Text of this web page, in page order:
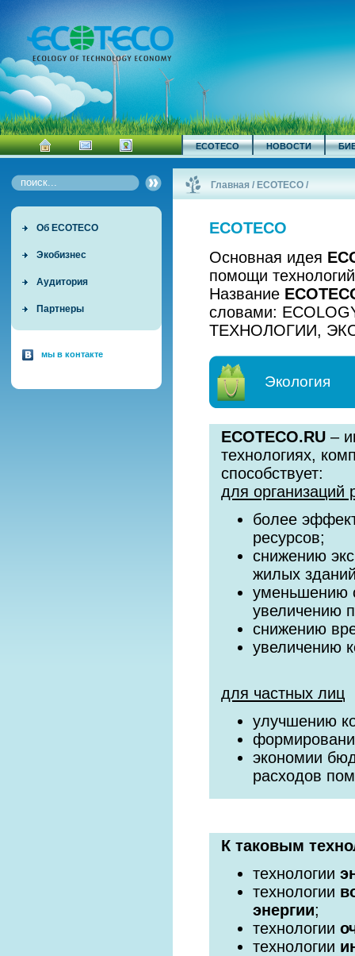
ECOTECO НОВОСТИ
Об ECOTECO
Экобизнес
Аудитория
Партнеры
мы в контакте
Главная / ECOTECO /
ECOTECO
Основная идея
помощи
Название
словами:
ТЕХНОЛОГИИ,
Экология
ECOTECO.RU –
технологиях,
способствует:
для организаций
более
ресурсов;
снижению
жилых
уменьшению
увеличению
снижению
увеличению
для частных лиц
улучшению
экономии
расходов
К таковым
технологии
технологии
энергии;
технологии
технологии